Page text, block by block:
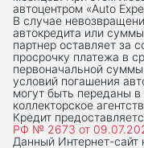
автоцентром «Auto
В случае
автокредита или
партнер оставляет за
просрочку платежа в
первоначальной
условий погашения
могут быть переданы
коллекторское
Кредит
РФ № 2673 от
Данный Интернет-сaйт